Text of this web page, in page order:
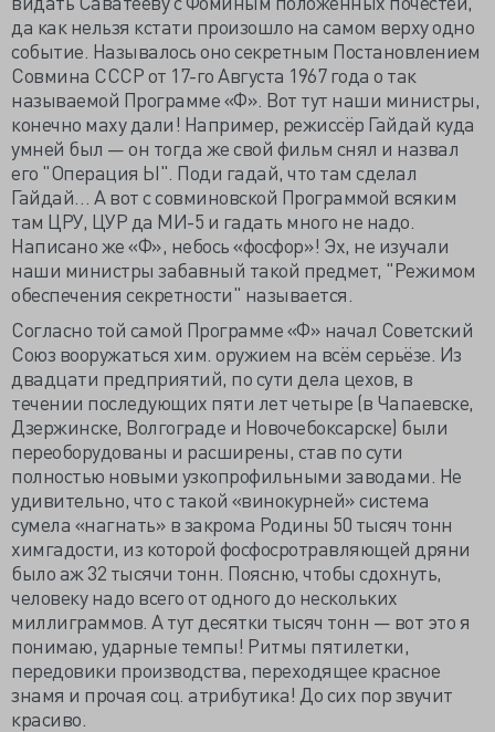
да как нельзя кстати произошло на самом верху одно
событие. Называлось оно секретным Постановлением
Совмина СССР от 17-го Августа 1967 года о так
называемой Программе «Ф». Вот тут наши министры,
конечно маху дали! Например, режиссёр Гайдай куда
умней был — он тогда же свой фильм снял и назвал
его "Операция Ы". Поди гадай, что там сделал
Гайдай… А вот с совминовской Программой всяким
там ЦРУ, ЦУР да МИ-5 и гадать много не надо.
Написано же «Ф», небось «фосфор»! Эх, не изучали
наши министры забавный такой предмет, "Режимом
обеспечения секретности" называется.
Согласно той самой Программе «Ф» начал Советский
Союз вооружаться хим. оружием на всём серьёзе. Из
двадцати предприятий, по сути дела цехов, в
течении последующих пяти лет четыре (в Чапаевске,
Дзержинске, Волгограде и Новочебоксарске) были
переоборудованы и расширены, став по сути
полностью новыми узкопрофильными заводами. Не
удивительно, что с такой «винокурней» система
сумела «нагнать» в закрома Родины 50 тысяч тонн
химгадости, из которой фосфосротравляющей дряни
было аж 32 тысячи тонн. Поясню, чтобы сдохнуть,
человеку надо всего от одного до нескольких
миллиграммов. А тут десятки тысяч тонн — вот это я
понимаю, ударные темпы! Ритмы пятилетки,
передовики производства, переходящее красное
знамя и прочая соц. атрибутика! До сих пор звучит
красиво.